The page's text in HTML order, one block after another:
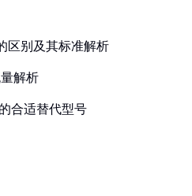
区别及其标准解析
解析
合适替代型号